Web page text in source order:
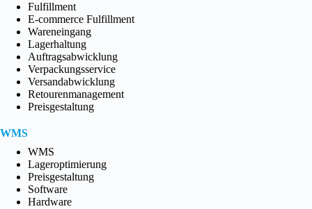
Fulfillment
E-commerce Fulfillment
Wareneingang
Lagerhaltung
Auftragsabwicklung
Verpackungsservice
Versandabwicklung
Retourenmanagement
Preisgestaltung
WMS
WMS
Lageroptimierung
Preisgestaltung
Software
Hardware